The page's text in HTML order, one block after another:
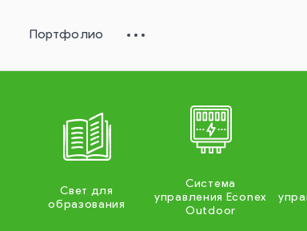
Портфолио
Свет для
образования
Система
управления Econex
Outdoor